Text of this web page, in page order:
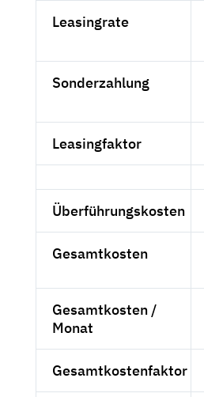
Leasingrate
Sonderzahlung
Leasingfaktor
Überführungskosten
Gesamtkosten
Gesamtkosten /
Monat
Gesamtkostenfaktor